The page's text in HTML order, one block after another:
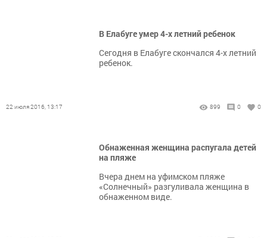
В Елабуге умер 4-х летний ребенок
Сегодня в Елабуге скончался 4-х летний
ребенок.
22 июля 2016, 13:17 899 0 0
Обнаженная женщина распугала детей
на пляже
Вчера днем на уфимском пляже
«Солнечный» разгуливала женщина в
обнаженном виде.